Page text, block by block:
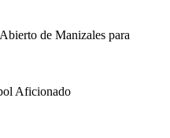
de Manizales para
Aficionado